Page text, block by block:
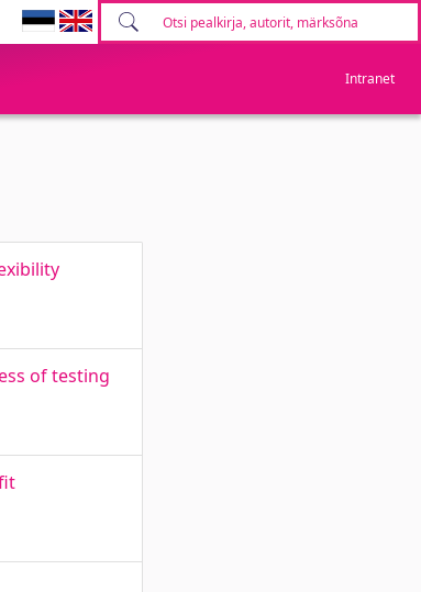
Intranet
of testing